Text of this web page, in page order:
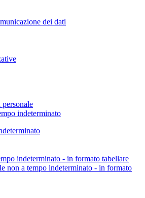
dei dati
indeterminato
indeterminato - in formato tabellare
non a tempo indeterminato - in formato